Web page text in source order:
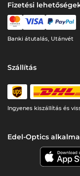
Fizetési
Banki átutalás, Utánvét
Szállítás
Ingyenes kiszállítás és
Edel-Optics